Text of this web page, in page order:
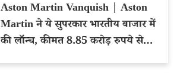
Aston Martin Vanquish | Aston
Martin ने ये सुपरकार भारतीय बाजार में
की लॉन्च, कीमत 8.85 करोड़ रुपये से